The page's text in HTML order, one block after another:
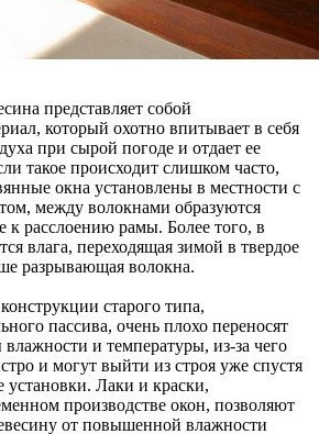
представляет собой
который охотно впитывает в себя
при сырой погоде и отдает ее
такое происходит слишком часто,
окна установлены в местности с
между волокнами образуются
расслоению рамы. Более того, в
влага, переходящая зимой в твердое
разрывающая волокна.
старого типа,
пассива, очень плохо переносят
и температуры, из-за чего
и могут выйти из строя уже спустя
установки. Лаки и краски,
производстве окон, позволяют
от повышенной влажности